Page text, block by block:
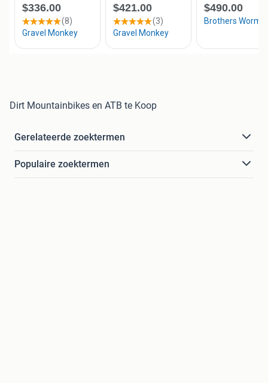
Dirt Mountainbikes en ATB te Koop
Gerelateerde zoektermen
Populaire zoektermen